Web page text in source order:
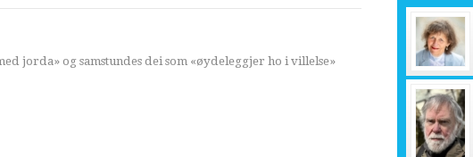
jorda» og samstundes dei som «øydeleggjer ho i villelse»